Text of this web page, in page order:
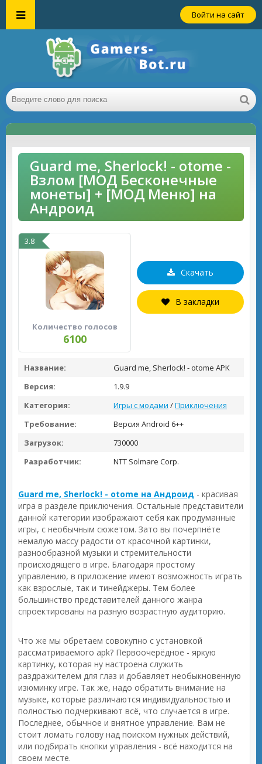
Войти на сайт
Guard me, Sherlock! - otome -
Взлом [МОД Бесконечные
монеты] + [МОД Меню] на
Андроид
3.8
Количество голосов
6100
Скачать
В закладки
Название:
Guard me, Sherlock! - otome APK
Версия:
1.9.9
Категория:
Игры с модами /Приключения
Требование:
Версия Android 6++
Загрузок:
730000
Разработчик:
NTT Solmare Corp.
Guard me, Sherlock! - otome на Андроид - красивая
игра в разделе приключения. Остальные представители
данной категории изображают себя как продуманные
игры, с необычным сюжетом. Зато вы почерпнёте
немалую массу радости от красочной картинки,
разнообразной музыки и стремительности
происходящего в игре. Благодаря простому
управлению, в приложение имеют возможность играть
как взрослые, так и тинейджеры. Тем более
большинство представителей данного жанра
спроектированы на разную возрастную аудиторию.
Что же мы обретаем совокупно с установкой
рассматриваемого apk? Первоочерёдное - яркую
картинку, которая ну настроена служить
раздражителем для глаз и добавляет необыкновенную
изюминку игре. Так же, надо обратить внимание на
музыке, которые различаются индивидуальностью и
полностью подчеркивают всё, что случается в игре.
Последнее, обычное и внятное управление. Вам не
стоит ломать голову над поиском нужных действий,
или подбирать кнопки управления - всё находится на
своем месте.